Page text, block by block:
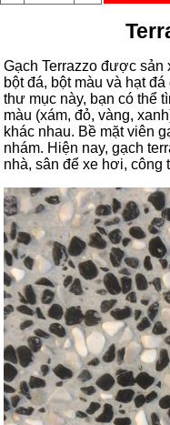
Gạch Terrazzo được sản
bột đá, bột màu và hạt
thư mục này, bạn có thể
màu (xám, đỏ, vàng,
khác nhau. Bề mặt viên
nhám. Hiện nay, gạch
nhà, sân để xe hơi, công